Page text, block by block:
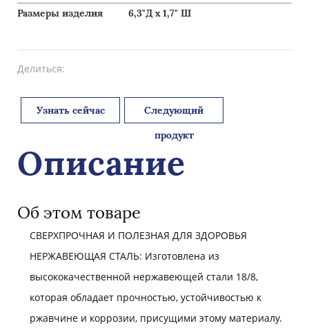
Размеры изделия
6,3"Д х 1,7" Ш
Делиться:
Узнать сейчас
Следующий
продукт
Описание
Об этом товаре
СВЕРХПРОЧНАЯ И ПОЛЕЗНАЯ ДЛЯ ЗДОРОВЬЯ
НЕРЖАВЕЮЩАЯ СТАЛЬ: Изготовлена из
высококачественной нержавеющей стали 18/8,
которая обладает прочностью, устойчивостью к
ржавчине и коррозии, присущими этому материалу.